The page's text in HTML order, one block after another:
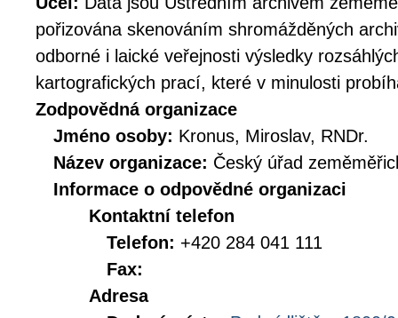
pořizována skenováním shromážděných
odborné i laické veřejnosti výsledky
kartografických prací, které v minulosti
Zodpovědná organizace
Jméno osoby: Kronus, Miroslav, RNDr.
Název organizace: Český úřad
Informace o odpovědné organizaci
Kontaktní telefon
Telefon: +420 284 041 111
Fax:
Adresa